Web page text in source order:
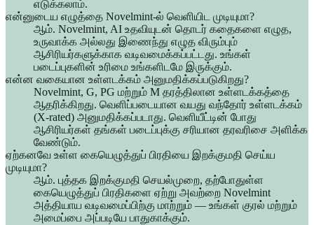
எடுக்கலாம்.
என்னுடைய எழுத்தை Novelmint-ல் வெளியிட முடியுமா?
ஆம். Novelmint, AI உதவியுடன் தொடர் கதைகளை எழுத,
உருவாக்க அல்லது இணைந்து எழுத விரும்பும்
ஆசிரியர்களுக்காக வடிவமைக்கப்பட்டது. உங்கள்
படைப்புகளின் உரிமை உங்களிடமே இருக்கும்.
என்ன வகையான உள்ளடக்கம் அனுமதிக்கப்படுகிறது?
Novelmint, G, PG மற்றும் M தரத்திலான உள்ளடக்கத்தை
ஆதரிக்கிறது. வெளிப்படையான வயது வந்தோர் உள்ளடக்கம்
(X-rated) அனுமதிக்கப்படாது. வெளியீட்டின் போது
ஆசிரியர்கள் தங்கள் படைப்புக்கு சரியான தரவரிசை அளிக்க
வேண்டும்.
ஏற்கனவே உள்ள கையெழுத்துப் பிரதியை இறக்குமதி செய்ய
முடியுமா?
ஆம். புத்தக இறக்குமதி செயல்முறை, தற்போதுள்ள
கையெழுத்துப் பிரதிகளை ஏற்று அவற்றை Novelmint
அத்தியாய வடிவமைப்பிற்கு மாற்றும் — உங்கள் குரல் மற்றும்
அமைப்பை அப்படியே பாதுகாக்கும்.